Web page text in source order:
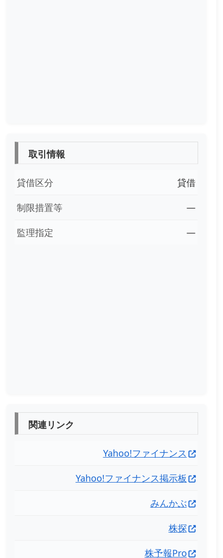
取引情報
貸借区分 貸借
制限措置等 ―
監理指定 ―
関連リンク
Yahoo!ファイナンス
Yahoo!ファイナンス掲示板
みんかぶ
株探
株予報Pro